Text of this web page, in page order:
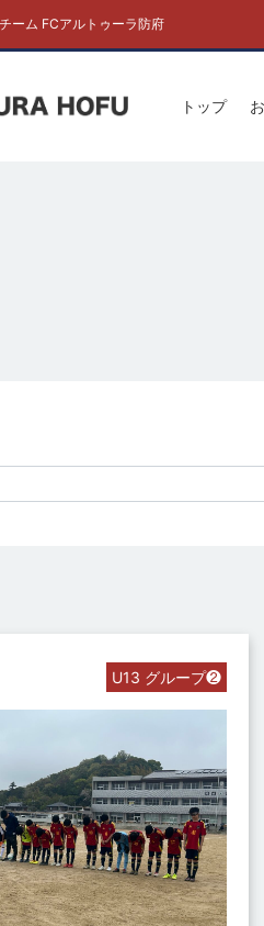
ーム FCアルトゥーラ防府
トップ
U13 グループ❷